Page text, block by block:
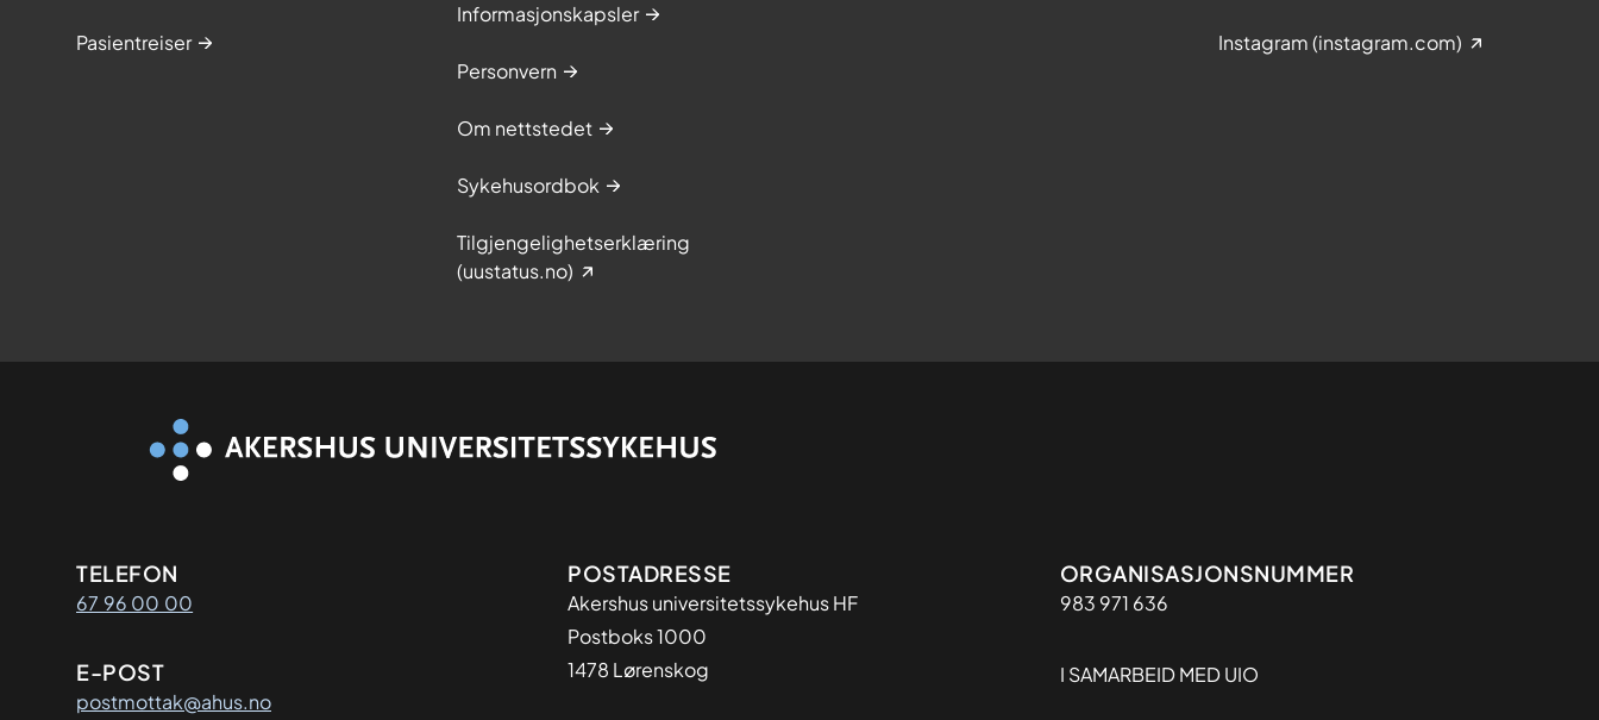
Pasientreiser
Informasjonskapsler
Personvern
Om nettstedet
Sykehusordbok
Tilgjengelighetserklæring
(uustatus.no)
Instagram (instagram.com)
Kontaktinformasjon
TELEFON
67 96 00 00
E-POST
postmottak@ahus.no
Adresse
POSTADRESSE
Akershus universitetssykehus HF
Postboks 1000
1478 Lørenskog
Organisasjon
ORGANISASJONSNUMMER
983 971 636
I SAMARBEID MED UIO